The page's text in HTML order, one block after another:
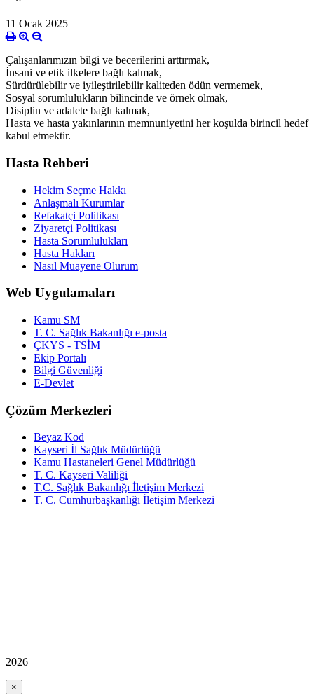
11 Ocak 2025
Çalışanlarımızın bilgi ve becerilerini arttırmak,
İnsani ve etik ilkelere bağlı kalmak,
Sürdürülebilir ve iyileştirilebilir kaliteden ödün vermemek,
Sosyal sorumlulukların bilincinde ve örnek olmak,
Disiplin ve adalete bağlı kalmak,
Hasta ve hasta yakınlarının memnuniyetini her koşulda birincil hedef
kabul etmektir.
Hasta Rehberi
Hekim Seçme Hakkı
Anlaşmalı Kurumlar
Refakatçi Politikası
Ziyaretçi Politikası
Hasta Sorumlulukları
Hasta Hakları
Nasıl Muayene Olurum
Web Uygulamaları
Kamu SM
T. C. Sağlık Bakanlığı e-posta
ÇKYS - TSİM
Ekip Portalı
Bilgi Güvenliği
E-Devlet
Çözüm Merkezleri
Beyaz Kod
Kayseri İl Sağlık Müdürlüğü
Kamu Hastaneleri Genel Müdürlüğü
T. C. Kayseri Valiliği
T.C. Sağlık Bakanlığı İletişim Merkezi
T. C. Cumhurbaşkanlığı İletişim Merkezi
2026
×